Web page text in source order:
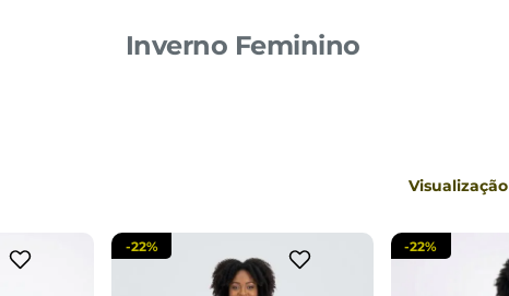
Inverno Feminino
Visualização
-22% -22%